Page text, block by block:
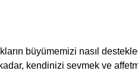
kendinizi sevmek ve